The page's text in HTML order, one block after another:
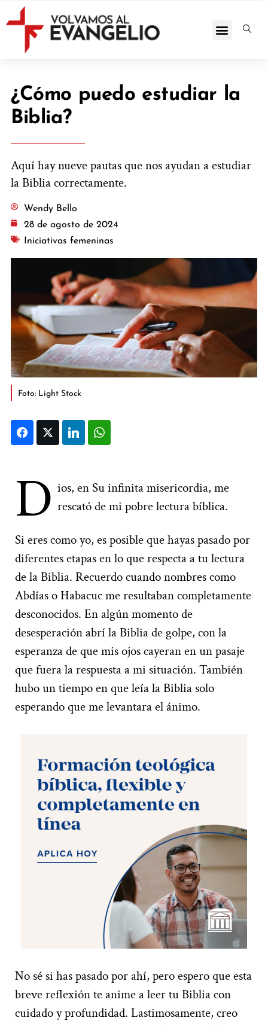
¿Cómo puedo estudiar la
Biblia?
Aquí hay nueve pautas que nos ayudan a estudiar
la Biblia correctamente.
Wendy Bello
28 de agosto de 2024
Iniciativas femeninas
Foto: Light Stock
FacebookTwitter LinkedIn
D ios, en Su infinita misericordia, me
rescató de mi pobre lectura bíblica.
Si eres como yo, es posible que hayas pasado por
diferentes etapas en lo que respecta a tu lectura
de la Biblia. Recuerdo cuando nombres como
Abdías o Habacuc me resultaban completamente
desconocidos. En algún momento de
desesperación abrí la Biblia de golpe, con la
esperanza de que mis ojos cayeran en un pasaje
que fuera la respuesta a mi situación. También
hubo un tiempo en que leía la Biblia solo
esperando que me levantara el ánimo.
No sé si has pasado por ahí, pero espero que esta
breve reflexión te anime a leer tu Biblia con
cuidado y profundidad. Lastimosamente, creo